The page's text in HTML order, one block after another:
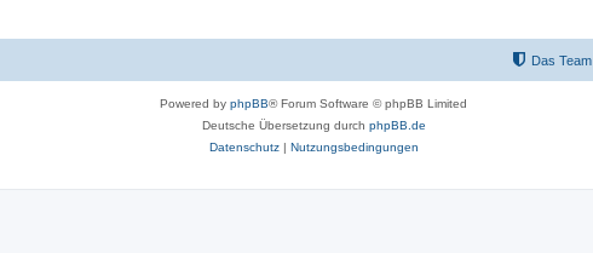
Das Team
Powered by phpBB® Forum Software © phpBB Limited
Deutsche Übersetzung durch phpBB.de
Datenschutz| Nutzungsbedingungen